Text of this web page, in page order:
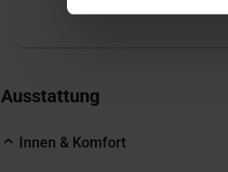
Ausstattung
Innen & Komfort